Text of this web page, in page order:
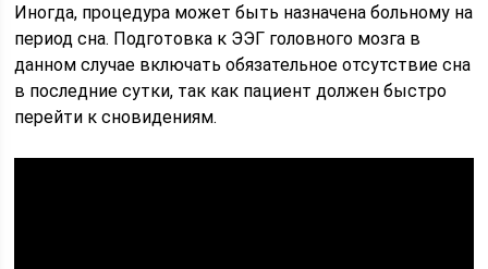
Иногда, процедура может быть назначена больному на
период сна. Подготовка к ЭЭГ головного мозга в
данном случае включать обязательное отсутствие сна
в последние сутки, так как пациент должен быстро
перейти к сновидениям.